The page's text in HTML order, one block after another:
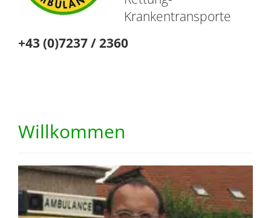
Krankentransporte
+43 (0)7237 / 2360
Willkommen